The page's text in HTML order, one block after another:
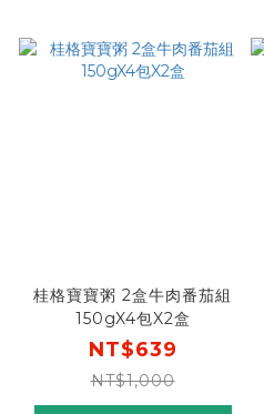
桂格寶寶粥 2盒牛肉番茄組
150gX4包X2盒
NT$639
NT$1,000